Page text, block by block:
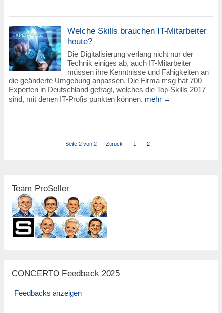
Welche Skills brauchen IT-Mitarbeiter
heute?
Die Digitalisierung verlang nicht nur der
Technik einiges ab, auch IT-Mitarbeiter
müssen ihre Kenntnisse und Fähigkeiten an
die geänderte Umgebung anpassen. Die Firma msg hat 700
Experten in Deutschland gefragt, welches die Top-Skills 2017
sind, mit denen IT-Profis punkten können. mehr →
Seite 2 von 2 Zurück 1 2
Team ProSeller
CONCERTO Feedback 2025
Feedbacks anzeigen